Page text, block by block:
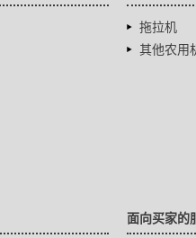
拖拉机
其他农用
面向买家的